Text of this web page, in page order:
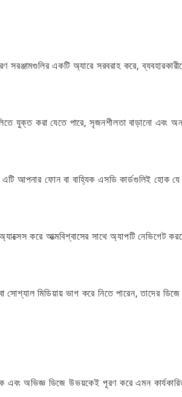
সরঞ্জামগুলির একটি অ্যারে সরবরাহ করে,
যুক্ত করা যেতে পারে, সৃজনশীলতা বাড়ানো এবং
এটি আপনার ফোন বা বাহ্যিক এসডি কার্ডগুলিই হোক যে
করে আত্মবিশ্বাসের সাথে অ্যাপটি নেভিগেট
সোশ্যাল মিডিয়ায় ভাগ করে নিতে পারেন, তাদের ডিজে
অভিজ্ঞ ডিজে উভয়কেই পূরণ করে এমন